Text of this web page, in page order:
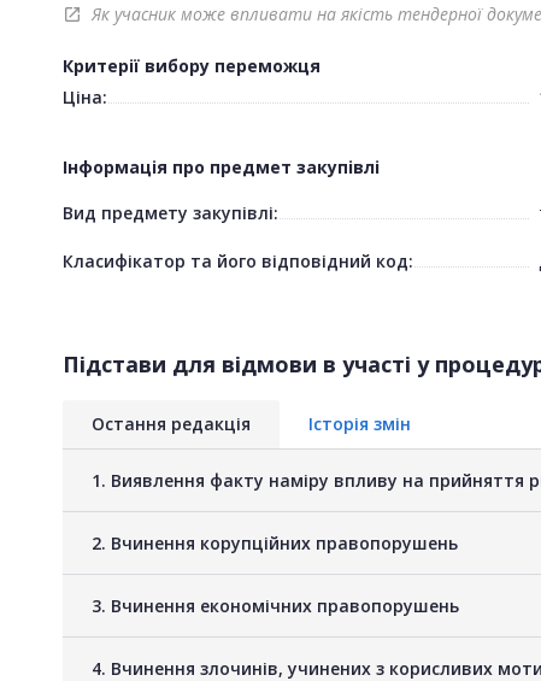
open_in_new Як учасник може впливати на якість тендерної
Критерії вибору переможця
Ціна:
Інформація про предмет закупівлі
Вид предмету закупівлі:
Класифікатор та його відповідний код:
Підстави для відмови в участі у
Остання редакція Історія змін
1. Виявлення факту наміру впливу на прийняття
2. Вчинення корупційних правопорушень
3. Вчинення економічних правопорушень
4. Вчинення злочинів, учинених з корисливих